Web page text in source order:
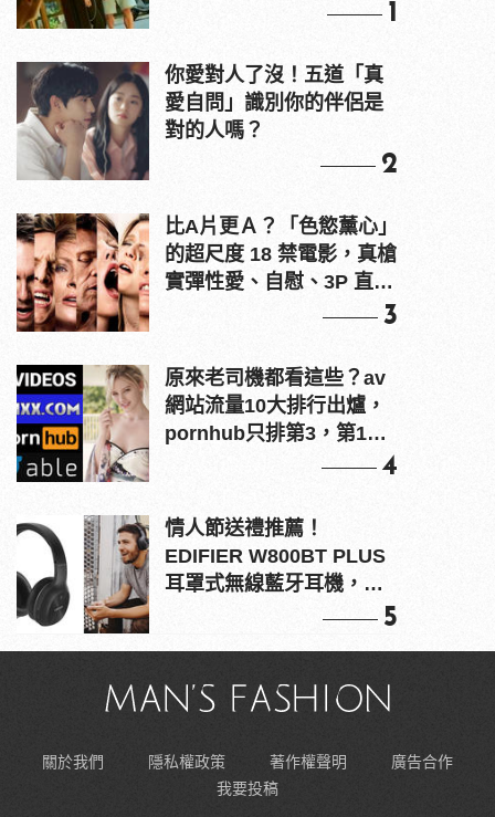
1
你愛對人了沒！五道「真
愛自問」識別你的伴侶是
對的人嗎？
2
比A片更Ａ？「色慾薰心」
的超尺度 18 禁電影，真槍
實彈性愛、自慰、3P 直接
3
原來老司機都看這些？av
網站流量10大排行出爐，
pornhub只排第3，第1名
4
情人節送禮推薦！
EDIFIER W800BT PLUS
耳罩式無線藍牙耳機，在
5
關於我們 隱私權政策 著作權聲明
廣告合作
我要投稿